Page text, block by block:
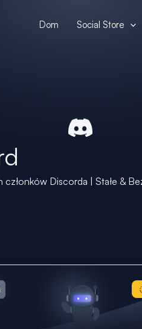
Dom Social Store
członków Discorda | Stałe &